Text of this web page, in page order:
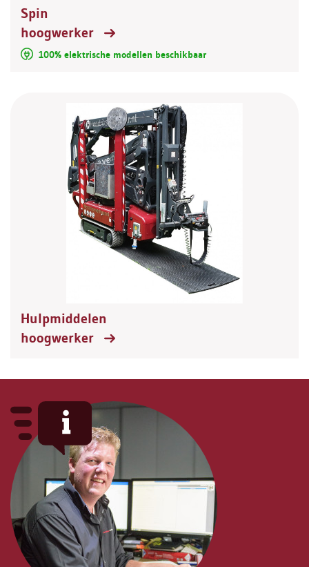
Spin
hoogwerker
100% elektrische modellen beschikbaar
Hulpmiddelen
hoogwerker